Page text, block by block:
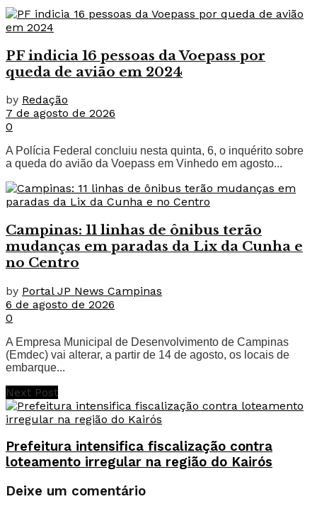
PF indicia 16 pessoas da Voepass por
queda de avião em 2024
by Redação
7 de agosto de 2026
0
A Polícia Federal concluiu nesta quinta, 6, o inquérito sobre
a queda do avião da Voepass em Vinhedo em agosto...
Campinas: 11 linhas de ônibus terão
mudanças em paradas da Lix da Cunha e
no Centro
by Portal JP News Campinas
6 de agosto de 2026
0
A Empresa Municipal de Desenvolvimento de Campinas
(Emdec) vai alterar, a partir de 14 de agosto, os locais de
embarque...
Next Post
Prefeitura intensifica fiscalização contra
loteamento irregular na região do Kairós
Deixe um comentário